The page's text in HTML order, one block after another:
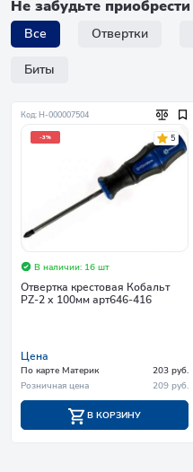
Не забудьте приобрести
Все Отвертки
Биты
Код: Н-000007504
-3% 5
В наличии: 16 шт
Отвертка крестовая Кобальт
PZ-2 х 100мм арт646-416
Цена
По карте Материк
203 руб.
Розничная цена
209 руб.
В КОРЗИНУ